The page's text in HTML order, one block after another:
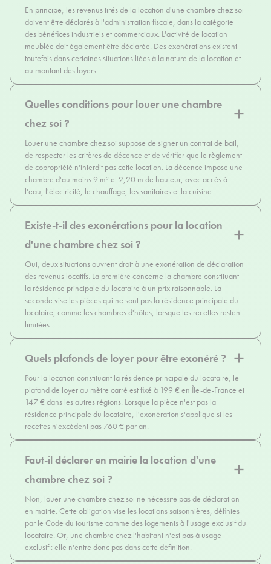
En principe, les revenus tirés de la location d'une chambre chez soi
doivent être déclarés à l'administration fiscale, dans la catégorie
des bénéfices industriels et commerciaux. L'activité de location
meublée doit également être déclarée. Des exonérations existent
toutefois dans certaines situations liées à la nature de la location et
au montant des loyers.
Quelles conditions pour louer une chambre
chez soi ?
Louer une chambre chez soi suppose de signer un contrat de bail,
de respecter les critères de décence et de vérifier que le règlement
de copropriété n'interdit pas cette location. La décence impose une
chambre d'au moins 9 m² et 2,20 m de hauteur, avec accès à
l'eau, l'électricité, le chauffage, les sanitaires et la cuisine.
Existe-t-il des exonérations pour la location
d'une chambre chez soi ?
Oui, deux situations ouvrent droit à une exonération de déclaration
des revenus locatifs. La première concerne la chambre constituant
la résidence principale du locataire à un prix raisonnable. La
seconde vise les pièces qui ne sont pas la résidence principale du
locataire, comme les chambres d'hôtes, lorsque les recettes restent
limitées.
Quels plafonds de loyer pour être exonéré ?
Pour la location constituant la résidence principale du locataire, le
plafond de loyer au mètre carré est fixé à 199 € en Île-de-France et
147 € dans les autres régions. Lorsque la pièce n'est pas la
résidence principale du locataire, l'exonération s'applique si les
recettes n'excèdent pas 760 € par an.
Faut-il déclarer en mairie la location d'une
chambre chez soi ?
Non, louer une chambre chez soi ne nécessite pas de déclaration
en mairie. Cette obligation vise les locations saisonnières, définies
par le Code du tourisme comme des logements à l'usage exclusif du
locataire. Or, une chambre chez l'habitant n'est pas à usage
exclusif : elle n'entre donc pas dans cette définition.